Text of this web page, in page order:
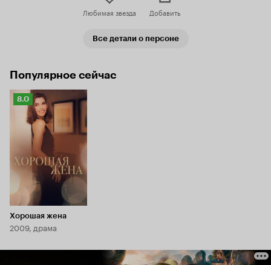
Любимая звезда Добавить
Все детали о персоне
Популярное сейчас
Рейтинг
Кинопоиска
8.0
8.0
Хорошая жена
2009, драма